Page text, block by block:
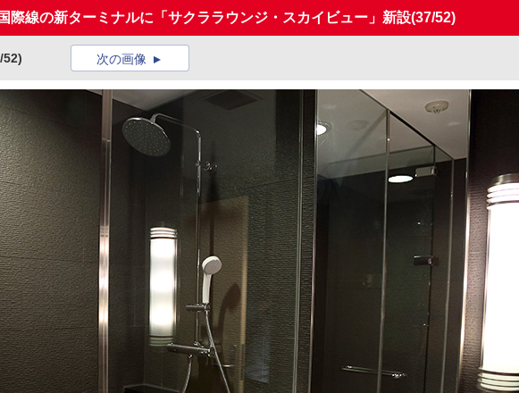
際線の新ターミナルに「サクララウンジ・スカイビュー」新設(37/52)
52) 次の画像